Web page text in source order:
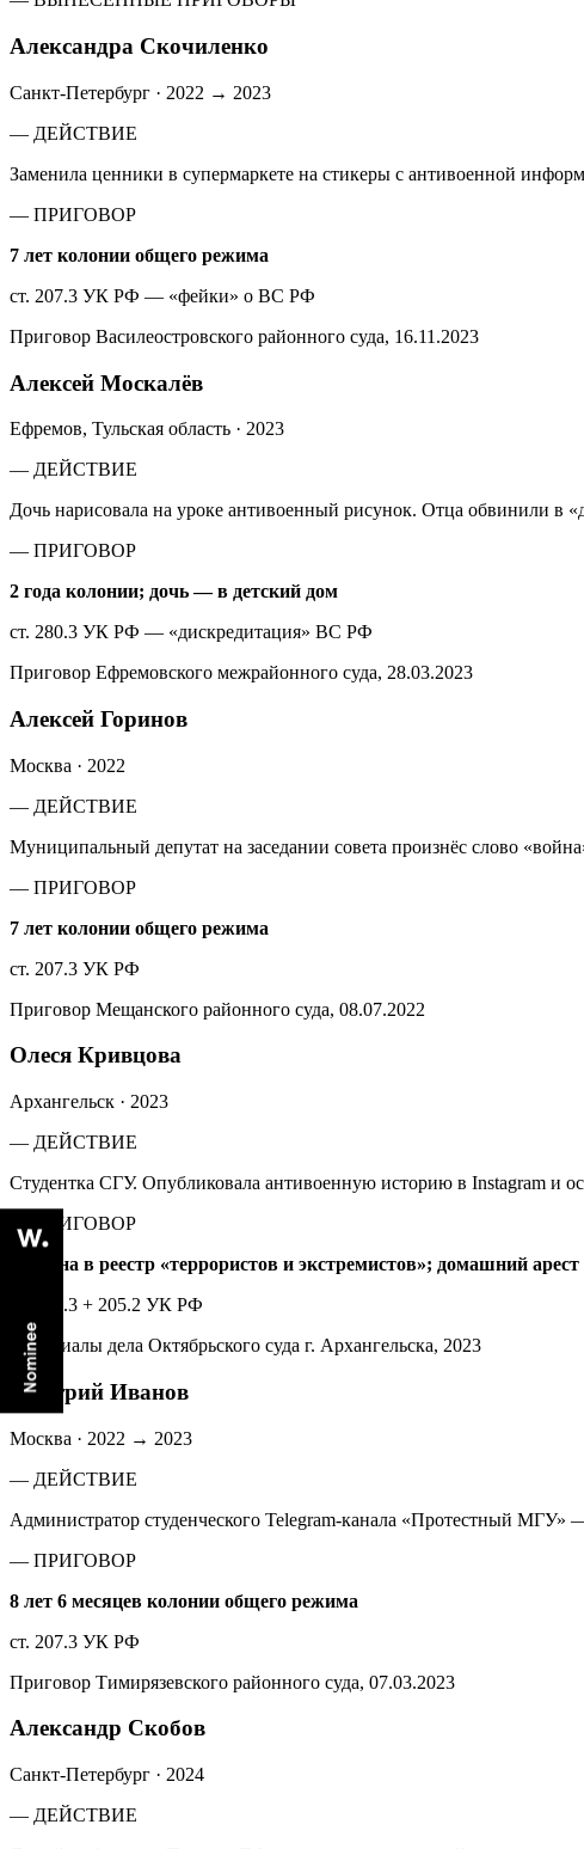
Александра Скочиленко
Санкт-Петербург · 2022 → 2023
— ДЕЙСТВИЕ
Заменила ценники в супермаркете на стикеры с антивоенной
— ПРИГОВОР
7 лет колонии общего режима
ст. 207.3 УК РФ — «фейки» о ВС РФ
Приговор Василеостровского районного суда, 16.11.2023
Алексей Москалёв
Ефремов, Тульская область · 2023
— ДЕЙСТВИЕ
Дочь нарисовала на уроке антивоенный рисунок. Отца обвинили в
— ПРИГОВОР
2 года колонии; дочь — в детский дом
ст. 280.3 УК РФ — «дискредитация» ВС РФ
Приговор Ефремовского межрайонного суда, 28.03.2023
Алексей Горинов
Москва · 2022
— ДЕЙСТВИЕ
Муниципальный депутат на заседании совета произнёс слово
— ПРИГОВОР
7 лет колонии общего режима
ст. 207.3 УК РФ
Приговор Мещанского районного суда, 08.07.2022
Олеся Кривцова
Архангельск · 2023
— ДЕЙСТВИЕ
Студентка СГУ. Опубликовала антивоенную историю в Instagram и
— ПРИГОВОР
Внесена в реестр «террористов и экстремистов»; домашний
ст. 207.3 + 205.2 УК РФ
Материалы дела Октябрьского суда г. Архангельска, 2023
Дмитрий Иванов
Москва · 2022 → 2023
— ДЕЙСТВИЕ
Администратор студенческого Telegram-канала «Протестный МГУ»
— ПРИГОВОР
8 лет 6 месяцев колонии общего режима
ст. 207.3 УК РФ
Приговор Тимирязевского районного суда, 07.03.2023
Александр Скобов
Санкт-Петербург · 2024
— ДЕЙСТВИЕ